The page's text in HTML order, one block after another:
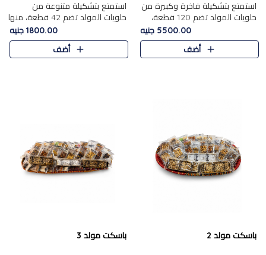
استمتع بتشكيلة فاخرة وكبيرة من
حلويات المولد تضم 120 قطعة،
5500.00 جنيه
أضف
استمتع بتشكيلة متنوعة من
حلويات المولد تضم 42 قطعة، منها
علي بابا بالمكسرات و،.....1800.00 جنيه
أضف
باسكت مولد 2 باسكت مولد 3